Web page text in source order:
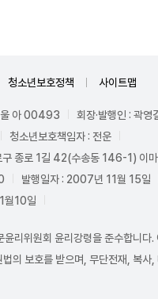
청소년보호정책 사이트맵
울 아 00493
회장·발행인 : 곽영
청소년보호책임자 : 전운
구 종로 1길 42(수송동 146-1) 이
발행일자 : 2007년 11월 15일
월10일
윤리위원회 윤리강령을 준수합니다.
의 보호를 받으며, 무단전재, 복사,